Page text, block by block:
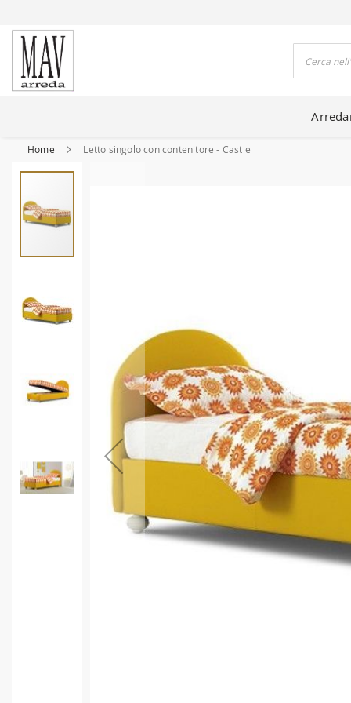
Home Letto singolo con contenitore - Castle
Vai
fine
della
di